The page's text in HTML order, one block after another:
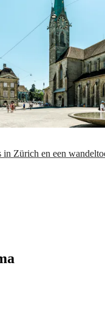
in Zürich en een